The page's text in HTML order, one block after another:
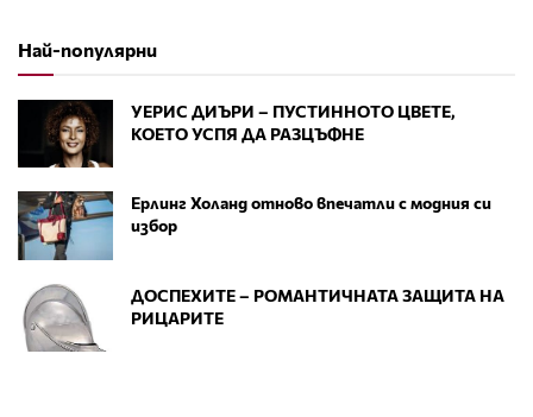
Най-популярни
УЕРИС ДИЪРИ – ПУСТИННОТО ЦВЕТЕ,
КОЕТО УСПЯ ДА РАЗЦЪФНЕ
Ерлинг Холанд отново впечатли с модния си
избор
ДОСПЕХИТЕ – РОМАНТИЧНАТА ЗАЩИТА НА
РИЦАРИТЕ